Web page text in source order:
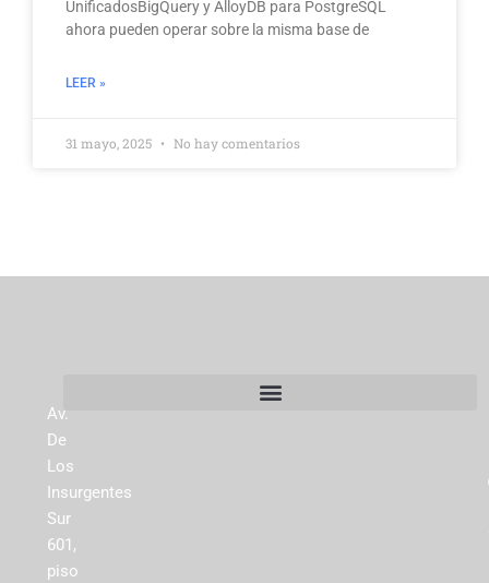
UnificadosBigQuery y AlloyDB para PostgreSQL
ahora pueden operar sobre la misma base de
LEER »
31 mayo, 2025 No hay comentarios
Av.
De
Los
Insurgentes
Sur
601,
piso